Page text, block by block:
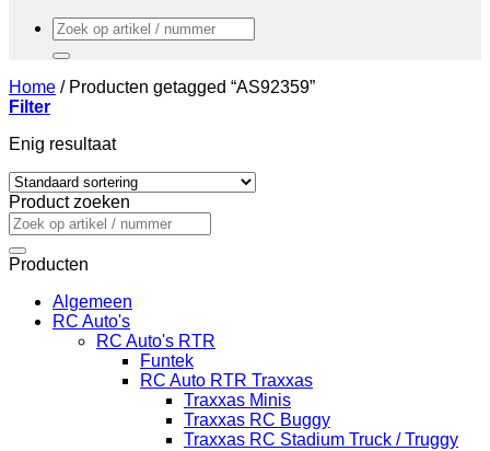
Zoeken
naar:
Home /Producten getagged “AS92359”
Filter
Enig resultaat
Product zoeken
Zoeken
naar:
Producten
Algemeen
RC Auto's
RC Auto's RTR
Funtek
RC Auto RTR Traxxas
Traxxas Minis
Traxxas RC Buggy
Traxxas RC Stadium Truck / Truggy